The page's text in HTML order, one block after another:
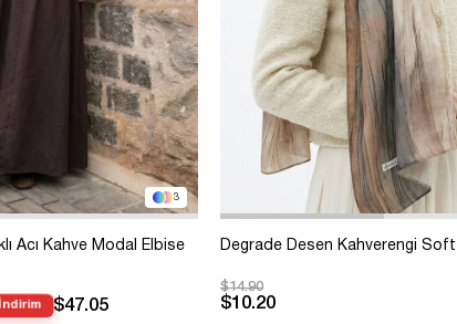
3
Acı Kahve Modal Elbise
$47.05
Degrade Desen Kahverengi
$14.90
$10.20